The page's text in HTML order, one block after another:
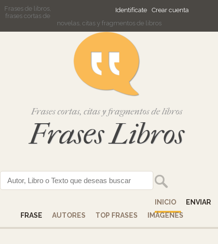
Identifícate Crear cuenta
Frases de libros,
frases cortas de
novelas, citas y fragmentos de libros
Frases cortas, citas y fragmentos de libros
Frases Libros
INICIO
ENVIAR
FRASE
AUTORES TOP FRASES IMÁGENES